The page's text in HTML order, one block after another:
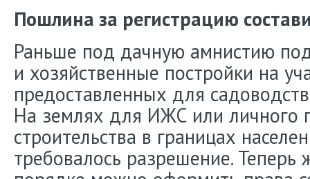
Пошлина за регистрацию
Раньше под дачную амнистию
и хозяйственные постройки на
предоставленных для
На землях для ИЖС или личного
строительства в границах
требовалось разрешение.